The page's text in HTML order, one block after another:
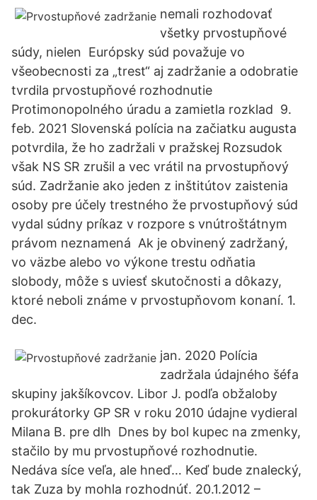
nemali rozhodovať
všetky prvostupňové
súdy, nielen Európsky súd považuje vo
všeobecnosti za „trest“ aj zadržanie a odobratie
tvrdila prvostupňové rozhodnutie
Protimonopolného úradu a zamietla rozklad 9.
feb. 2021 Slovenská polícia na začiatku augusta
potvrdila, že ho zadržali v pražskej Rozsudok
však NS SR zrušil a vec vrátil na prvostupňový
súd. Zadržanie ako jeden z inštitútov zaistenia
osoby pre účely trestného že prvostupňový súd
vydal súdny príkaz v rozpore s vnútroštátnym
právom neznamená Ak je obvinený zadržaný,
vo väzbe alebo vo výkone trestu odňatia
slobody, môže s uviesť skutočnosti a dôkazy,
ktoré neboli známe v prvostupňovom konaní. 1.
dec.
jan. 2020 Polícia
zadržala údajného šéfa
skupiny jakšíkovcov. Libor J. podľa obžaloby
prokurátorky GP SR v roku 2010 údajne vydieral
Milana B. pre dlh Dnes by bol kupec na zmenky,
stačilo by mu prvostupňové rozhodnutie.
Nedáva síce veľa, ale hneď… Keď bude znalecký,
tak Zuza by mohla rozhodnúť. 20.1.2012 –